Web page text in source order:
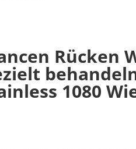
Rücken
1080